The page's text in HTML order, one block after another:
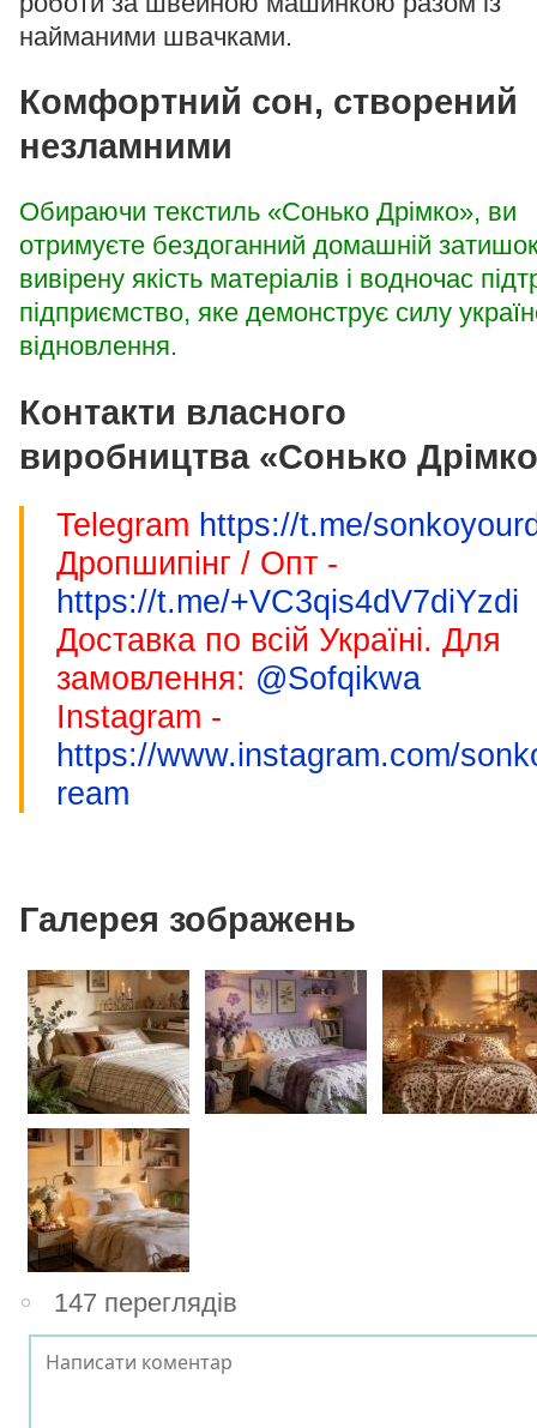
найманими швачками.
Комфортний сон, створений
незламними
Обираючи текстиль «Сонько Дрімко», ви
отримуєте бездоганний домашній
вивірену якість матеріалів і водночас
підприємство, яке демонструє силу
відновлення.
Контакти власного
виробництва «Сонько
Telegram https://t.me/
Дропшипінг / Опт -
https://t.me/+VC3qis4dV7diYzdi
Доставка по всій Україні. Для
замовлення: @Sofqikwa
Instagram -
https://www.instagram.com/
ream
Галерея зображень
147 переглядів